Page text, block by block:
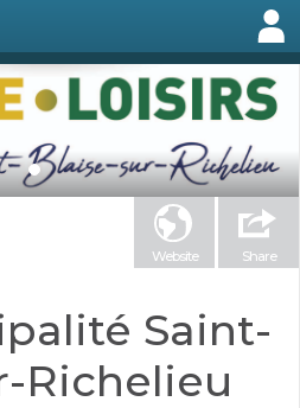
Website Share
Saint-
Richelieu